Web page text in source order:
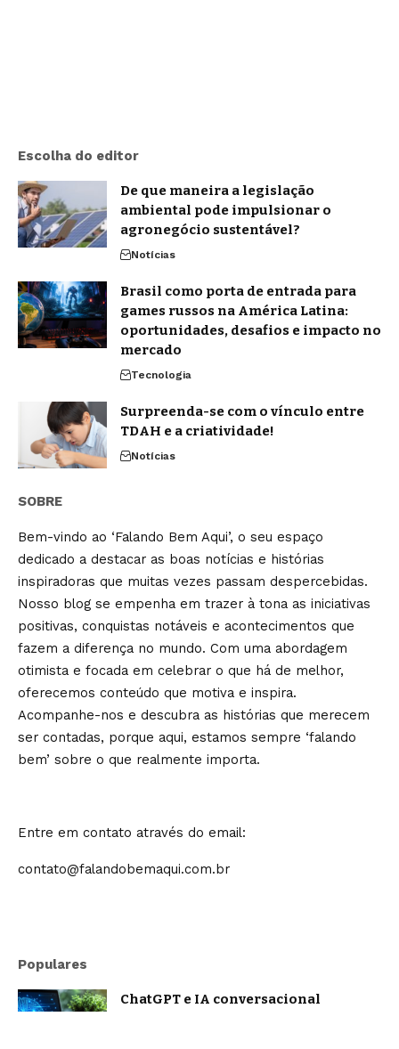
Escolha do editor
De que maneira a legislação
ambiental pode impulsionar o
agronegócio sustentável?
Notícias
Brasil como porta de entrada para
games russos na América Latina:
oportunidades, desafios e impacto no
mercado
Tecnologia
Surpreenda-se com o vínculo entre
TDAH e a criatividade!
Notícias
SOBRE
Bem-vindo ao ‘Falando Bem Aqui’, o seu espaço
dedicado a destacar as boas notícias e histórias
inspiradoras que muitas vezes passam despercebidas.
Nosso blog se empenha em trazer à tona as iniciativas
positivas, conquistas notáveis e acontecimentos que
fazem a diferença no mundo. Com uma abordagem
otimista e focada em celebrar o que há de melhor,
oferecemos conteúdo que motiva e inspira.
Acompanhe-nos e descubra as histórias que merecem
ser contadas, porque aqui, estamos sempre ‘falando
bem’ sobre o que realmente importa.
Entre em contato através do email:
contato@falandobemaqui.com.br
Populares
ChatGPT e IA conversacional